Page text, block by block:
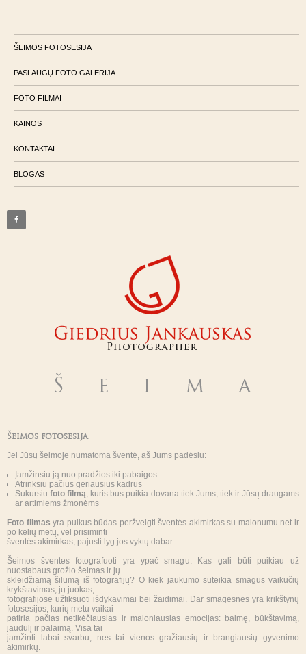
ŠEIMOS FOTOSESIJA
PASLAUGŲ FOTO GALERIJA
FOTO FILMAI
KAINOS
KONTAKTAI
BLOGAS
Šeimos fotosesija
Jei Jūsų šeimoje numatoma šventė, aš Jums padėsiu:
Įamžinsiu ją nuo pradžios iki pabaigos
Atrinksiu pačius geriausius kadrus
Sukursiufoto filmą, kuris bus puikia dovana tiek Jums, tiek ir Jūsų draugams
ar artimiems žmonėms
Foto filmas yra puikus būdas peržvelgti šventės akimirkas su malonumu net ir
po kelių metų, vėl prisiminti
šventės akimirkas, pajusti lyg jos vyktų dabar.
Šeimos šventes fotografuoti yra ypač smagu. Kas gali būti puikiau už
nuostabaus grožio šeimas ir jų
skleidžiamą šilumą iš fotografijų? O kiek jaukumo suteikia smagus vaikučių
krykštavimas, jų juokas,
fotografijose užfiksuoti išdykavimai bei žaidimai. Dar smagesnės yra krikštynų
fotosesijos, kurių metu vaikai
patiria pačias netikėčiausias ir maloniausias emocijas: baimę, būkštavimą,
jaudulį ir palaimą. Visa tai
įamžinti labai svarbu, nes tai vienos gražiausių ir brangiausių gyvenimo
akimirkų.